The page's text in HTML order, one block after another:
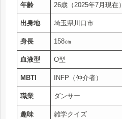
年齢 26歳（2025年7月現在）
出身地 埼玉県川口市
身長 158㎝
血液型 O型
MBTI INFP（仲介者）
職業 ダンサー
趣味 雑学クイズ